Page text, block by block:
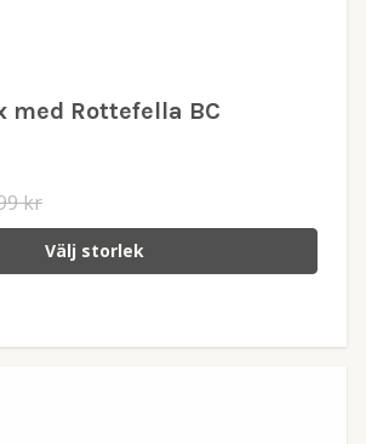
med Rottefella BC
kr
Välj storlek